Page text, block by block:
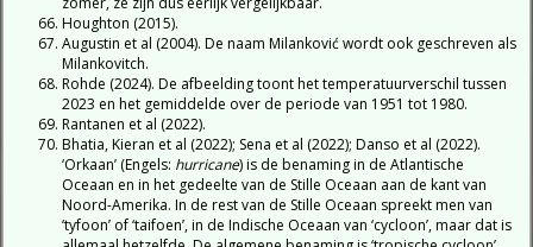
Houghton (2015).
Augustin et al (2004). De naam Milanković wordt ook geschreven als
Milankovitch.
Rohde (2024). De afbeelding toont het temperatuurverschil tussen
2023 en het gemiddelde over de periode van 1951 tot 1980.
Rantanen et al (2022).
Bhatia, Kieran et al (2022); Sena et al (2022); Danso et al (2022).
‘Orkaan’ (Engels: hurricane) is de benaming in de Atlantische
Oceaan en in het gedeelte van de Stille Oceaan aan de kant van
Noord-Amerika. In de rest van de Stille Oceaan spreekt men van
‘tyfoon’ of ‘taifoen’, in de Indische Oceaan van ‘cycloon’, maar dat is